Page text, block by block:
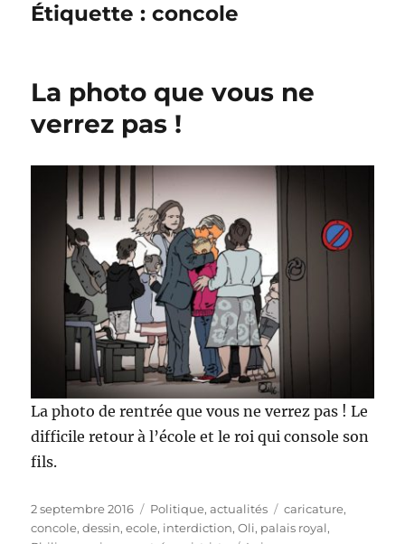
Étiquette :concole
La photo que vous ne
verrez pas !
La photo de rentrée que vous ne verrez pas ! Le
difficile retour à l’école et le roi qui console son
fils.
Publié
le
2 septembre 2016 Catégories
Politique, actualités Étiquettes
caricature,
concole,dessin,ecole, interdiction,Oli, palais royal,